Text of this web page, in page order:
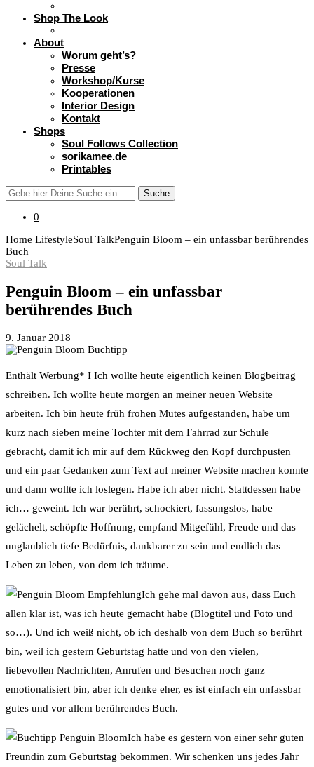
Shop The Look
About
Worum geht’s?
Presse
Workshop/Kurse
Kooperationen
Interior Design
Kontakt
Shops
Soul Follows Collection
sorikamee.de
Printables
Suche
0
Home LifestyleSoul TalkPenguin Bloom – ein unfassbar berührendes
Buch
Soul Talk
Penguin Bloom – ein unfassbar
berührendes Buch
9. Januar 2018
Enthält Werbung* I Ich wollte heute eigentlich keinen Blogbeitrag
schreiben. Ich wollte heute morgen an meiner neuen Website
arbeiten. Ich bin heute früh frohen Mutes aufgestanden, habe um
kurz nach sieben meine Tochter mit dem Fahrrad zur Schule
gebracht, damit ich mir auf dem Rückweg den Kopf durchpusten
und ein paar Gedanken zum Text auf meiner Website machen konnte
und dann wollte ich loslegen. Habe ich aber nicht. Stattdessen habe
ich… geweint. Ich war berührt, schockiert, fassungslos, habe
gelächelt, schöpfte Hoffnung, empfand Mitgefühl, Freude und das
unglaublich tiefe Bedürfnis, dankbarer zu sein und endlich das
Leben zu leben, von dem ich träume.
Ich gehe mal davon aus, dass Euch
allen klar ist, was ich heute gemacht habe (Blogtitel und Foto und
so…). Und ich weiß nicht, ob ich deshalb von dem Buch so berührt
bin, weil ich gestern Geburtstag hatte und von den vielen,
liebevollen Nachrichten, Anrufen und Besuchen noch ganz
emotionalisiert bin, aber ich denke eher, es ist einfach ein unfassbar
gutes und vor allem berührendes Buch.
Ich habe es gestern von einer sehr guten
Freundin zum Geburtstag bekommen. Wir schenken uns jedes Jahr